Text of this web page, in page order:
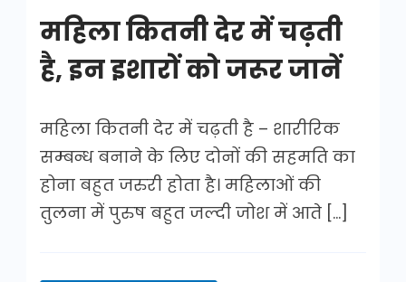
महिला कितनी देर में चढ़ती
है, इन इशारों को जरूर जानें
महिला कितनी देर में चढ़ती है – शारीरिक
सम्बन्ध बनाने के लिए दोनों की सहमति का
होना बहुत जरुरी होता है। महिलाओं की
तुलना में पुरुष बहुत जल्दी जोश में आते […]